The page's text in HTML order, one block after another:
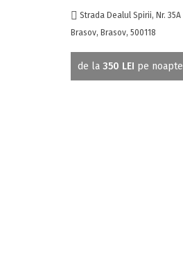
Strada Dealul Spirii, Nr. 35A
Brasov, Brasov, 500118
de la 350 LEI pe noapte